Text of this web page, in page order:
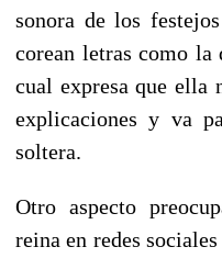
sonora de los
corean letras como la
cual expresa que ella
explicaciones y va
soltera.
Otro aspecto
reina en redes